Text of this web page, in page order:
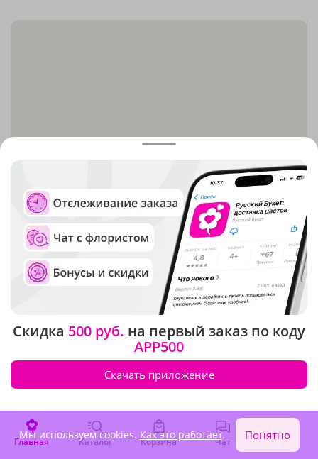
Стоимость и сроки доставки
цветов в ближайшие города
Главная Каталог Корзина Чат Войти
Скидка 500 руб. на первый заказ по коду
APP500
Скачать приложение
Мы используем cookies. Как это работает. Понятно